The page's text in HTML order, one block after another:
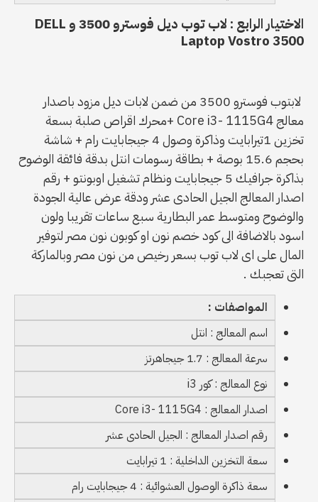
الاختيار الرابع : لاب توب ديل فوسترو 3500 و DELL
Laptop Vostro 3500
لابتوب فوسترو 3500 من ضمن لابات ديل مزود باصدار
معالج Core i3- 1115G4 +محرك اقراص صلبة بسعة
تخزين 1تيرابايت وذاكرة وصول 4 جيجابايت رام + شاشة
بحجم 15.6 بوصة + بطاقة رسومات انتل بدقة فائقة الوضوح
بذاكرة جرافيك 5 جيجابايت ونظام تشغيل اوبونتو + رقم
اصدار المعالج الجيل الحادى عشر ودقة عرض عالية الجودة
والوضوح ومتوسط عمر البطارية سبع ساعات تقريبا ولون
اسود بالاضافة الى كود خصم نون او كوبون نون مصر لتوفير
المال على اى لاب توب بسعر رخيص من نون مصر وبالماركة
التى تعجبك .
المواصفات :
اسم المعالج : انتل
سرعة المعالج : 1.7 جيجاهرتز
نوع المعالج : كور i3
اصدار المعالج : Core i3- 1115G4
رقم اصدار المعالج : الجيل الحادى عشر
سعة التخزين الداخلية : 1 تيرابايت
سعة ذاكرة الوصول العشوائية : 4 جيجابايت رام